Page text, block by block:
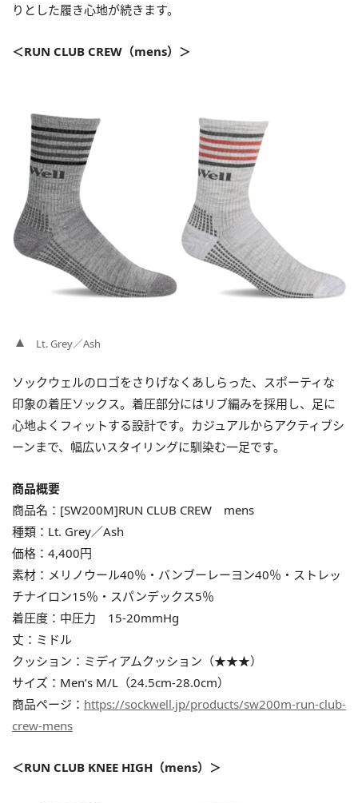
りとした履き心地が続きます。
＜RUN CLUB CREW（mens）＞
Lt. Grey／Ash
ソックウェルのロゴをさりげなくあしらった、スポーティな
印象の着圧ソックス。着圧部分にはリブ編みを採用し、足に
心地よくフィットする設計です。カジュアルからアクティブシ
ーンまで、幅広いスタイリングに馴染む一足です。
商品概要
商品名：[SW200M]RUN CLUB CREW mens
種類：Lt. Grey／Ash
価格：4,400円
素材：メリノウール40％・バンブーレーヨン40％・ストレッ
チナイロン15％・スパンデックス5％
着圧度：中圧力 15-20mmHg
丈：ミドル
クッション：ミディアムクッション（★★★）
サイズ：Men’s M/L（24.5cm-28.0cm）
商品ページ： https://sockwell.jp/products/sw200m-run-club-
crew-mens
＜RUN CLUB KNEE HIGH（mens）＞